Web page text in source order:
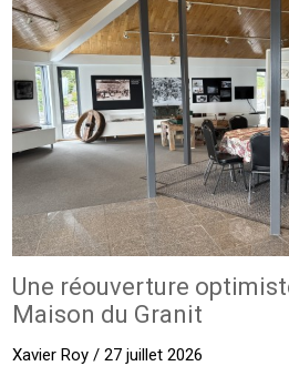
Une réouverture
Maison du Granit
Xavier Roy / 27 juillet 2026